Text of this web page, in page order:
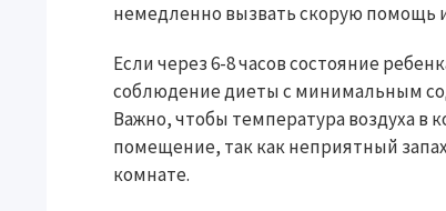
немедленно вызвать скорую помощь
Если через 6-8 часов состояние
соблюдение диеты с минимальным
Важно, чтобы температура воздуха в
помещение, так как неприятный
комнате.